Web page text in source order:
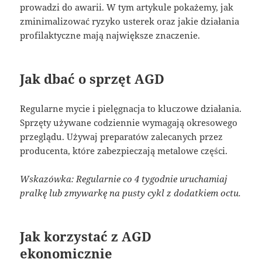
prowadzi do awarii. W tym artykule pokażemy, jak
zminimalizować ryzyko usterek oraz jakie działania
profilaktyczne mają największe znaczenie.
Jak dbać o sprzęt AGD
Regularne mycie i pielęgnacja to kluczowe działania.
Sprzęty używane codziennie wymagają okresowego
przeglądu. Używaj preparatów zalecanych przez
producenta, które zabezpieczają metalowe części.
Wskazówka: Regularnie co 4 tygodnie uruchamiaj
pralkę lub zmywarkę na pusty cykl z dodatkiem octu.
Jak korzystać z AGD
ekonomicznie